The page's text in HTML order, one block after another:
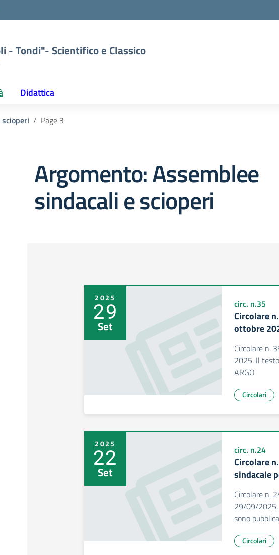
- Tondi"- Scientifico e Classico
Didattica
Page 3
Argomento: Assemblee
sindacali e scioperi
2025
29
Set
circ. n.35
Circolare
ottobre
Circolare n.
2025. Il
ARGO
Circolari
2025
22
Set
circ. n.24
Circolare
sindacale
Circolare n.
29/09/2025.
sono
Circolari